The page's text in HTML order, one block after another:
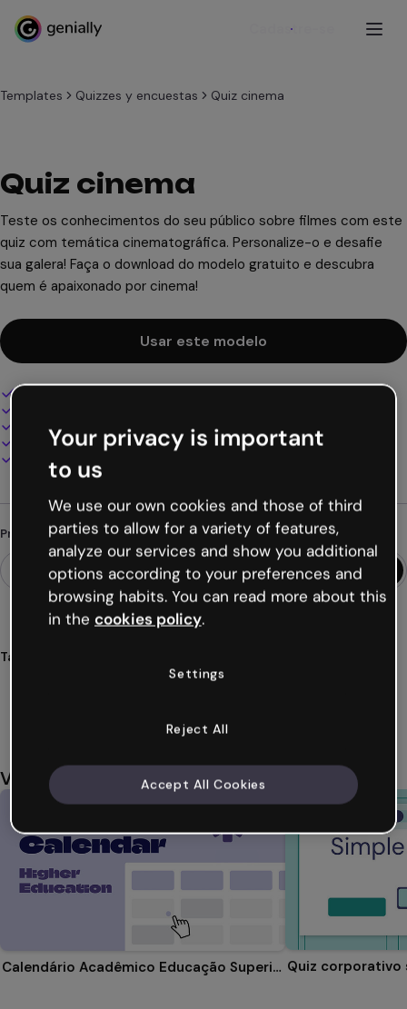
Cadastre-se
Templates Quizzes y encuestas Quiz cinema
Quiz cinema
Teste os conhecimentos do seu público sobre filmes com este
quiz com temática cinematográfica. Personalize-o e desafie
sua galera! Faça o download do modelo gratuito e descubra
quem é apaixonado por cinema!
Usar este modelo
Design interativo e animado
Adicione áudio, vídeo e multimídia
Apresente, compartilhe ou publique online
Baixe em PDF, MP4 e outros formatos
Procurando algo diferente?
Tags
desafios
Você também pode gostar
Calendário Acadêmico Educação Superior Quiz corporativo
Your privacy is important
to us
We use our own cookies and those of third
parties to allow for a variety of features,
analyze our services and show you additional
options according to your preferences and
browsing habits. You can read more about this
in the cookies policy.
Settings
Reject All
Accept All Cookies